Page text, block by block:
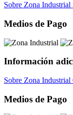
Sobre Zona Industrial
Medios de Pago
Información
Sobre Zona Industrial
Medios de Pago